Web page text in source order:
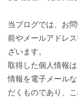
当ブログでは、お
前やメールアドレ
ざいます。
取得した個人情報
情報を電子メール
だくものであり、